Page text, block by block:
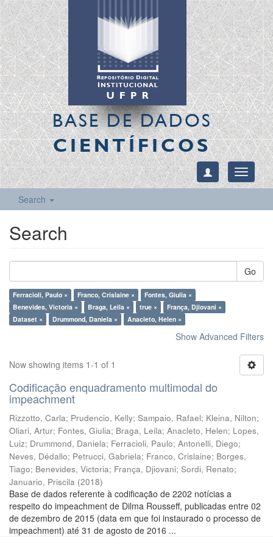
BASE DE DADOS
CIENTÍFICOS
Toggle
Search
Search
Go
Ferracioli, Paulo × Franco, Crislaine ×
Fontes, Giulia ×
Benevides, Victoria ×
Braga, Leila × true ×
França, Djiovani ×
Dataset ×
Drummond, Daniela × Anacleto, Helen ×
Show Advanced Filters
Now showing items 1-1 of 1
Codificação enquadramento multimodal do
impeachment
Rizzotto, Carla; Prudencio, Kelly; Sampaio, Rafael; Kleina, Nilton;
Oliari, Artur; Fontes, Giulia; Braga, Leila; Anacleto, Helen; Lopes,
Luiz; Drummond, Daniela; Ferracioli, Paulo; Antonelli, Diego;
Neves, Dédallo; Petrucci, Gabriela; Franco, Crislaine; Borges,
Tiago; Benevides, Victoria; França, Djiovani; Sordi, Renato;
Januario, Priscila (2018)
Base de dados referente à codificação de 2202 notícias a
respeito do impeachment de Dilma Rousseff, publicadas entre 02
de dezembro de 2015 (data em que foi instaurado o processo de
impeachment) até 31 de agosto de 2016 ...